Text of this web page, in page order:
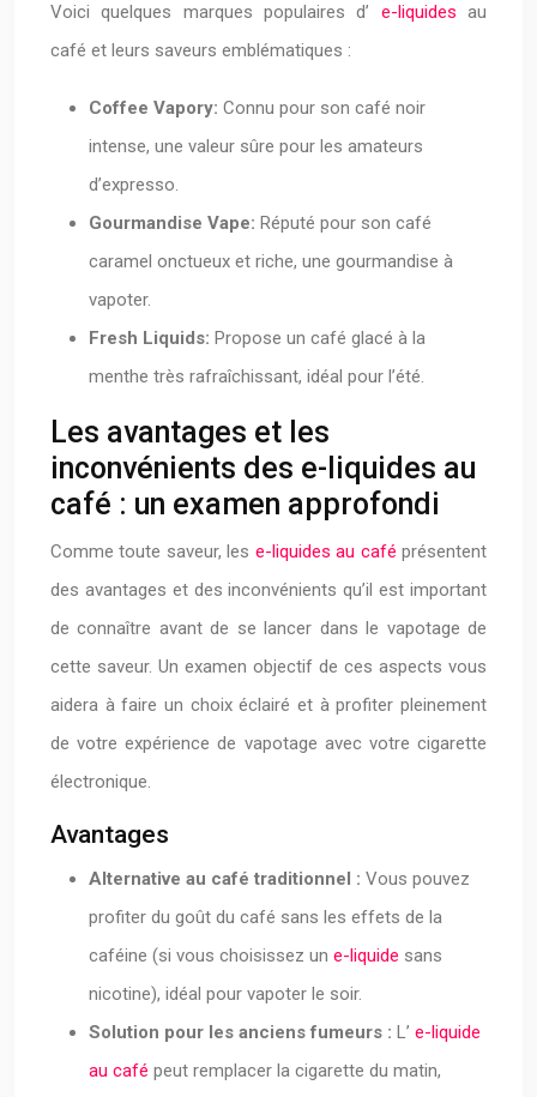
Voici quelques marques populaires d’ e-liquidesau
café et leurs saveurs emblématiques :
Coffee Vapory: Connu pour son café noir
intense, une valeur sûre pour les amateurs
d’expresso.
Gourmandise Vape: Réputé pour son café
caramel onctueux et riche, une gourmandise à
vapoter.
Fresh Liquids: Propose un café glacé à la
menthe très rafraîchissant, idéal pour l’été.
Les avantages et les
inconvénients des e-liquides au
café : un examen approfondi
Comme toute saveur, les e-liquides au caféprésentent
des avantages et des inconvénients qu’il est important
de connaître avant de se lancer dans le vapotage de
cette saveur. Un examen objectif de ces aspects vous
aidera à faire un choix éclairé et à profiter pleinement
de votre expérience de vapotage avec votre cigarette
électronique.
Avantages
Alternative au café traditionnel : Vous pouvez
profiter du goût du café sans les effets de la
caféine (si vous choisissez un e-liquide sans
nicotine), idéal pour vapoter le soir.
Solution pour les anciens fumeurs : L’ e-liquide
au café peut remplacer la cigarette du matin,